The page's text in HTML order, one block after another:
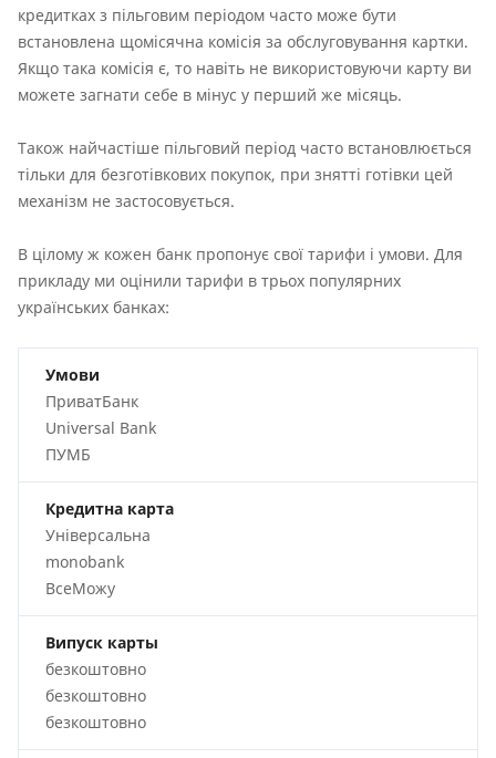
кредитках з пільговим періодом часто може бути
встановлена щомісячна комісія за обслуговування картки.
Якщо така комісія є, то навіть не використовуючи карту ви
можете загнати себе в мінус у перший же місяць.
Також найчастіше пільговий період часто встановлюється
тільки для безготівкових покупок, при знятті готівки цей
механізм не застосовується.
В цілому ж кожен банк пропонує свої тарифи і умови. Для
прикладу ми оцінили тарифи в трьох популярних
українських банках:
Умови
ПриватБанк
Universal Bank
ПУМБ
Кредитна карта
Універсальна
monobank
ВсеМожу
Випуск карты
безкоштовно
безкоштовно
безкоштовно